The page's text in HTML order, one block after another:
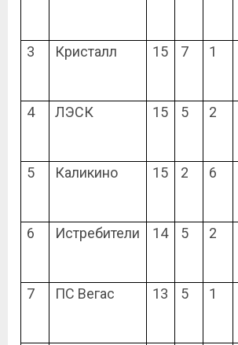
3 Кристалл 15 7 1
4 ЛЭСК 15 5 2
5 Каликино 15 2 6
6 Истребители 14 5 2
7 ПС Вегас 13 5 1